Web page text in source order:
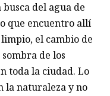
del agua de
que encuentro allí
el cambio de
de los
toda la ciudad. Lo
la naturaleza y no